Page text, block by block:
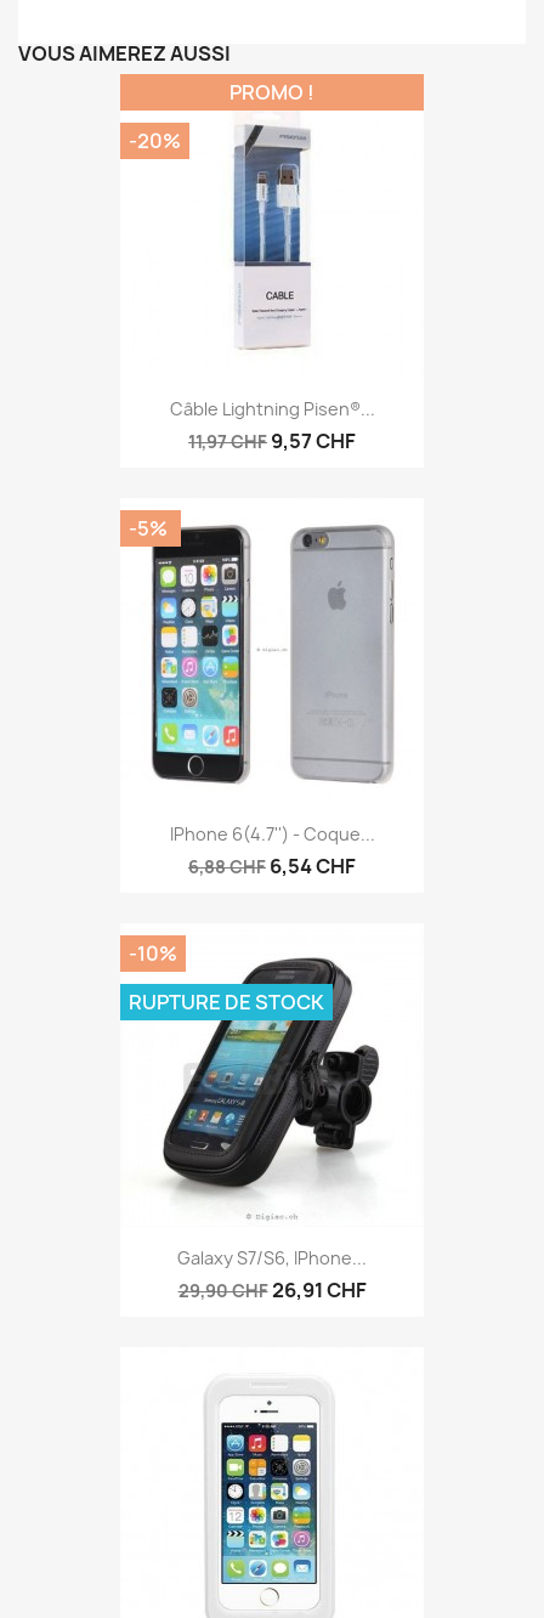
VOUS AIMEREZ AUSSI
Câble Lightning Pisen®...
11,97 CHF 9,57 CHF
PROMO !
-20%
IPhone 6(4.7'') - Coque...
6,88 CHF 6,54 CHF
-5%
Galaxy S7/S6, IPhone...
29,90 CHF26,91 CHF
-10%
RUPTURE DE STOCK